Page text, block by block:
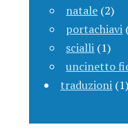
natale (2)
portachiavi
scialli (1)
uncinetto
traduzioni (1)